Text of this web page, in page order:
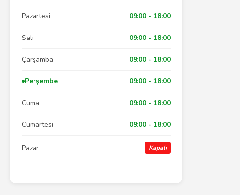
Pazartesi 09:00 - 18:00
Salı 09:00 - 18:00
Çarşamba 09:00 - 18:00
Perşembe 09:00 - 18:00
Cuma 09:00 - 18:00
Cumartesi 09:00 - 18:00
Pazar Kapalı